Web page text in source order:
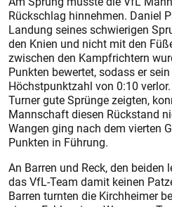
Rückschlag hinnehmen. Daniel
Landung seines schwierigen
den Knien und nicht mit den
zwischen den Kampfrichtern
Punkten bewertet, sodass er
Höchstpunktzahl von 0:10
Turner gute Sprünge zeigten,
Mannschaft diesen Rückstand
Wangen ging nach dem vierten
Punkten in Führung.
An Barren und Reck, den beiden
das VfL-Team damit keinen
Barren turnten die Kirchheimer